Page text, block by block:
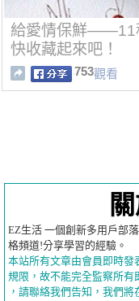
給愛情保鮮——11
快收藏起來吧！
753觀看
EZ生活 一個創新多用戶部
格頻道!分享學習的經驗。
本站所有文章由會員即時發
規限，故不能完全監察所有
，請聯絡我們告知，我們